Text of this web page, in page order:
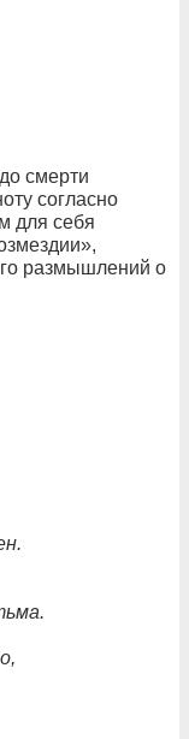
смерти
согласно
для себя
размышлений о